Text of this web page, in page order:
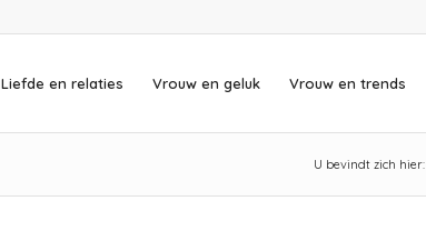
Liefde en relaties Vrouw en geluk Vrouw en trends
U bevindt zich hier: